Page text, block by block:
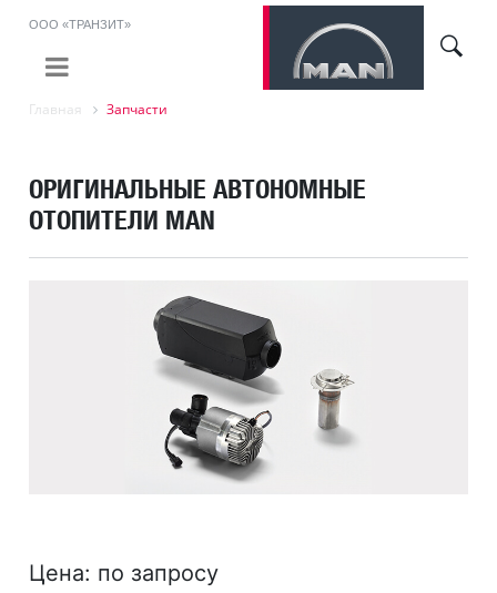
ООО «ТРАНЗИТ»
Главная Запчасти
ОРИГИНАЛЬНЫЕ АВТОНОМНЫЕ
ОТОПИТЕЛИ MAN
Цена: по запросу